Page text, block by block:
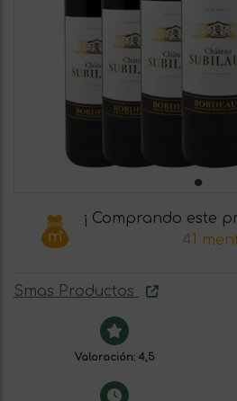
¡ Comprando este
41
Smas Productos
Valoración: 4,5